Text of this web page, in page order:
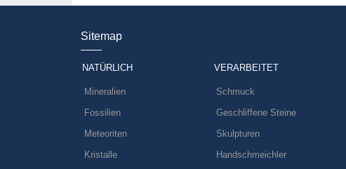
Sitemap
NATÜRLICH
Mineralien
Fossilien
Meteoriten
Kristalle
VERARBEITET
Schmuck
Geschliffene Steine
Skulpturen
Handschmeichler